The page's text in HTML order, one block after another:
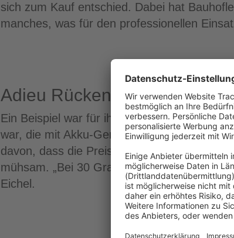
sich zum Kauf entschied. Dabei hat
manches, was für den professionellen
Adieu Rücken-Akku …
Ein Beispiel war für ihn eine Heckenschere
war, die mit Akku-Geräten auf den
davon, dass die Preise dieser Geräte
mühsam. „Bei 30 Grad den Akku auf dem
Eichel.